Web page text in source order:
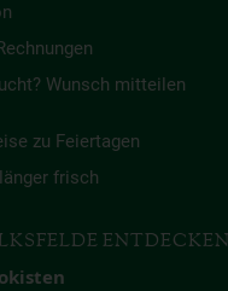
Wunsch mitteilen
zu Feiertagen
frisch
ENTDECKEN